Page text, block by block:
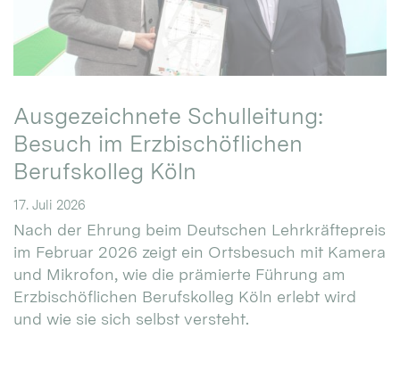
Ausgezeichnete Schulleitung:
Besuch im Erzbischöflichen
Berufskolleg Köln
17. Juli 2026
Nach der Ehrung beim Deutschen Lehrkräftepreis
im Februar 2026 zeigt ein Ortsbesuch mit Kamera
und Mikrofon, wie die prämierte Führung am
Erzbischöflichen Berufskolleg Köln erlebt wird
und wie sie sich selbst versteht.